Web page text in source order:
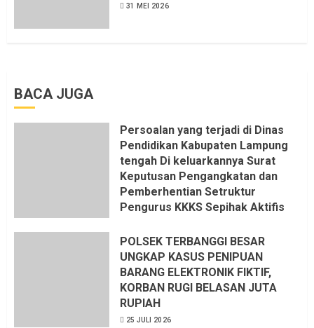
31 MEI 2026
BACA JUGA
Persoalan yang terjadi di Dinas
Pendidikan Kabupaten Lampung
tengah Di keluarkannya Surat
Keputusan Pengangkatan dan
Pemberhentian Setruktur
Pengurus KKKS Sepihak Aktifis
Sangat menantang Aturan dan
Dapat saya pastikan penuh Unsur
KKN, dan Unsur Politik.
6 AGUSTUS 2026
POLSEK TERBANGGI BESAR
UNGKAP KASUS PENIPUAN
BARANG ELEKTRONIK FIKTIF,
KORBAN RUGI BELASAN JUTA
RUPIAH
25 JULI 2026